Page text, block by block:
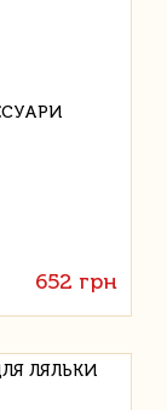
652 грн
ЛЯЛЬКИ